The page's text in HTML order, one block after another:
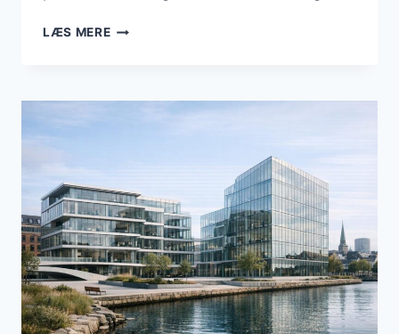
LÆS MEREBUSINESS
OMSTILLING,
DIALOG
MED
ERHVERVSLIVET
I
MAJ
2026